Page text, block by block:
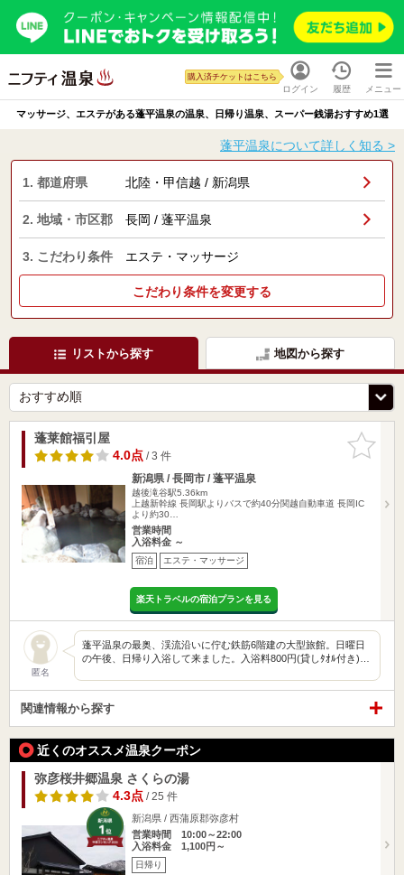
ログイン
購入済チケットはこちら
履歴 メニュー
マッサージ、エステがある蓬平温泉の温泉、日帰り温泉、スーパー銭湯おすすめ1選
蓬平温泉について詳しく知る >
1. 都道府県 北陸・甲信越 / 新潟県
2. 地域・市区郡 長岡 / 蓬平温泉
3. こだわり条件 エステ・マッサージ
こだわり条件を変更する
リストから探す 地図から探す
お気に入
りに追加
蓬莱館福引屋
4.0点/ 3 件
新潟県 / 長岡市 / 蓬平温泉
越後滝谷駅5.36km
上越新幹線 長岡駅よりバスで約40分関越自動車道 長岡IC
より約30…
営業時間
入浴料金 ～
宿泊 エステ・マッサージ
楽天トラベルの宿泊プランを見る
匿名
蓬平温泉の最奥、渓流沿いに佇む鉄筋6階建の大型旅館。日曜日
の午後、日帰り入浴して来ました。入浴料800円(貸しﾀｵﾙ付き)…
関連情報から探す
近くのオススメ温泉クーポン
弥彦桜井郷温泉 さくらの湯
4.3点/ 25 件
新潟県 / 西蒲原郡弥彦村
営業時間 10:00～22:00
入浴料金 1,100円～
日帰り